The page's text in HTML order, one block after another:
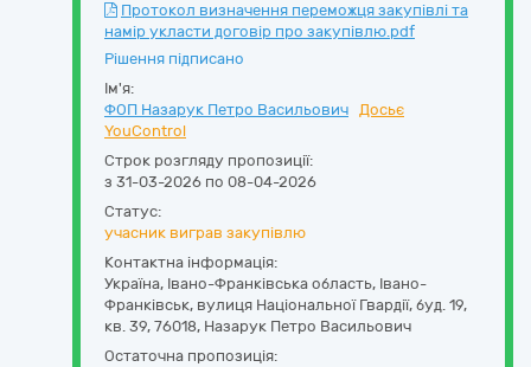
Протокол визначення переможця закупівлі та
намір укласти договір про закупівлю.pdf
Рішення підписано
Ім'я:
ФОП Назарук Петро Васильович Досьє
YouControl
Строк розгляду пропозиції:
з 31-03-2026 по 08-04-2026
Статус:
учасник виграв закупівлю
Контактна інформація:
Україна, Івано-Франківська область, Івано-
Франківськ, вулиця Національної Гвардії, буд. 19,
кв. 39, 76018, Назарук Петро Васильович
Остаточна пропозиція: